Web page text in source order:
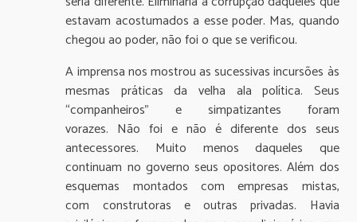
estavam acostumados a esse poder. Mas, quando
chegou ao poder, não foi o que se verificou.
A imprensa nos mostrou as sucessivas incursões às
mesmas práticas da velha ala política. Seus
“companheiros” e simpatizantes foram
vorazes. Não foi e não é diferente dos seus
antecessores. Muito menos daqueles que
continuam no governo seus opositores. Além dos
esquemas montados com empresas mistas,
com construtoras e outras privadas. Havia